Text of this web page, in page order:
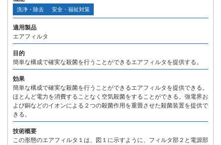
洗浄・除去 安全・福祉対策
適用製品
エアフィルタ
目的
簡単な構成で確実な殺菌を行うことができるエアフィルタを提供する。
効果
簡単な構成で確実な殺菌を行うことができるエアフィルタを提供できる。
ほとんど電力を消費することなく空気殺菌をすることができる。強電界お
よび銅などのイオンによる２つの殺菌作用を重畳させた殺菌装置を提供で
きる。
技術概要
この形態のエアフィルタ１は、図１に示すように、フィルタ部２と電源部